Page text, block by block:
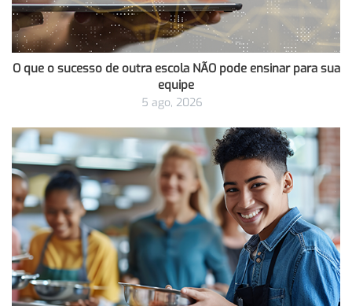
O que o sucesso de outra escola NÃO pode ensinar para sua
equipe
5 ago, 2026